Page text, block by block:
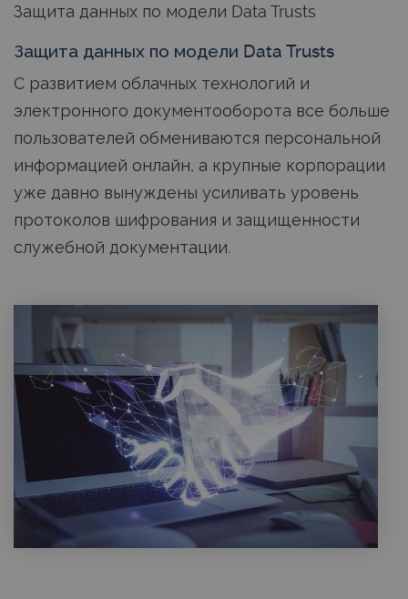
Защита данных по модели Data Trusts
Защита данных по модели Data Trusts
С развитием облачных технологий и
электронного документооборота все больше
пользователей обмениваются персональной
информацией онлайн, а крупные корпорации
уже давно вынуждены усиливать уровень
протоколов шифрования и защищенности
служебной документации.